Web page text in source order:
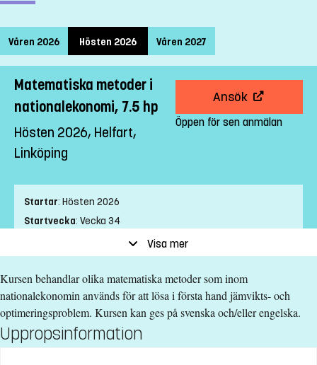
Våren 2026 Hösten 2026 Våren 2027
Matematiska metoder i
nationalekonomi, 7.5 hp
Hösten 2026, Helfart,
Linköping
Ansök
Öppen för sen anmälan
Startar: Hösten 2026
Startvecka: Vecka 34
Ort:Linköping
Studietakt:Helfart
Nivå:Grundnivå
Studieform:Campusförlagd
Undervisningstid :Dagtid
Visa mer
Kursen behandlar olika matematiska metoder som inom
nationalekonomin används för att lösa i första hand jämvikts- och
optimeringsproblem. Kursen kan ges på svenska och/eller engelska.
Uppropsinformation